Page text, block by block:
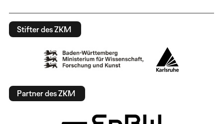
Stifter des ZKM
Partner des ZKM